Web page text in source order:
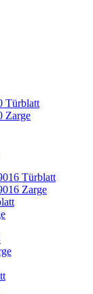
Türblatt
Zarge
Türblatt
Zarge